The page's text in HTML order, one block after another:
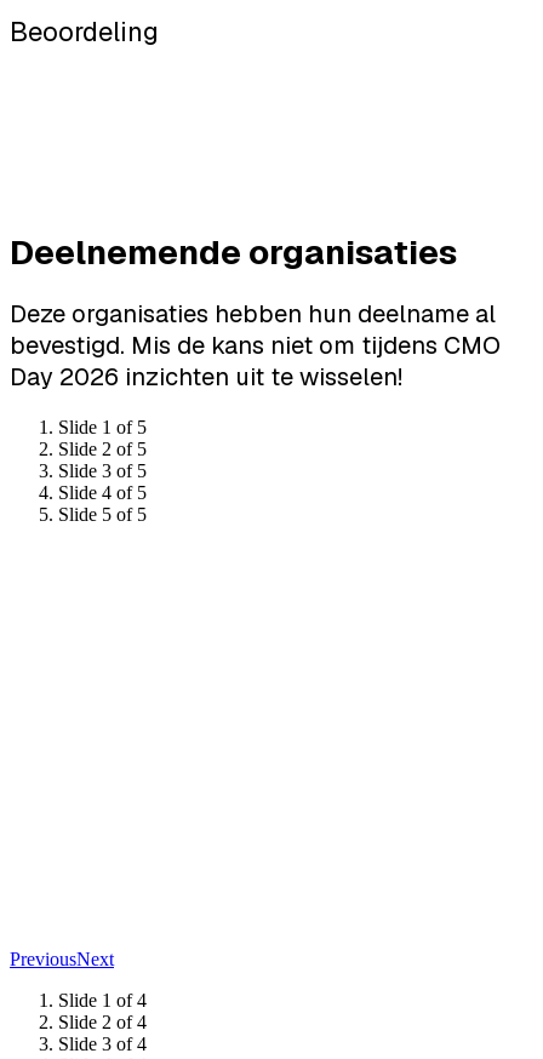
Beoordeling
Deelnemende organisaties
Deze organisaties hebben hun deelname al
bevestigd. Mis de kans niet om tijdens CMO
Day 2026 inzichten uit te wisselen!
Slide 1 of 5
Slide 2 of 5
Slide 3 of 5
Slide 4 of 5
Slide 5 of 5
PreviousNext
Slide 1 of 4
Slide 2 of 4
Slide 3 of 4